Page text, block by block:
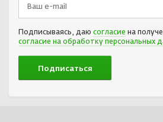
Подписываясь, даю согласие на
согласие на обработку персональных